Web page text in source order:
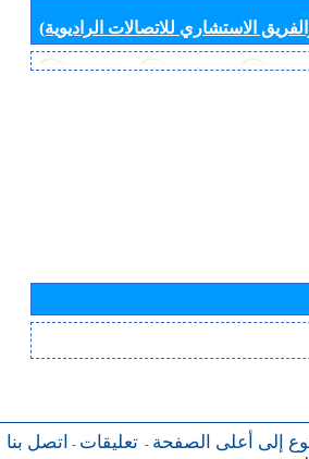
الاستشاري للاتصالات الراديوية)
إلى أعلى الصفحة - تعليقات - اتصل بنا